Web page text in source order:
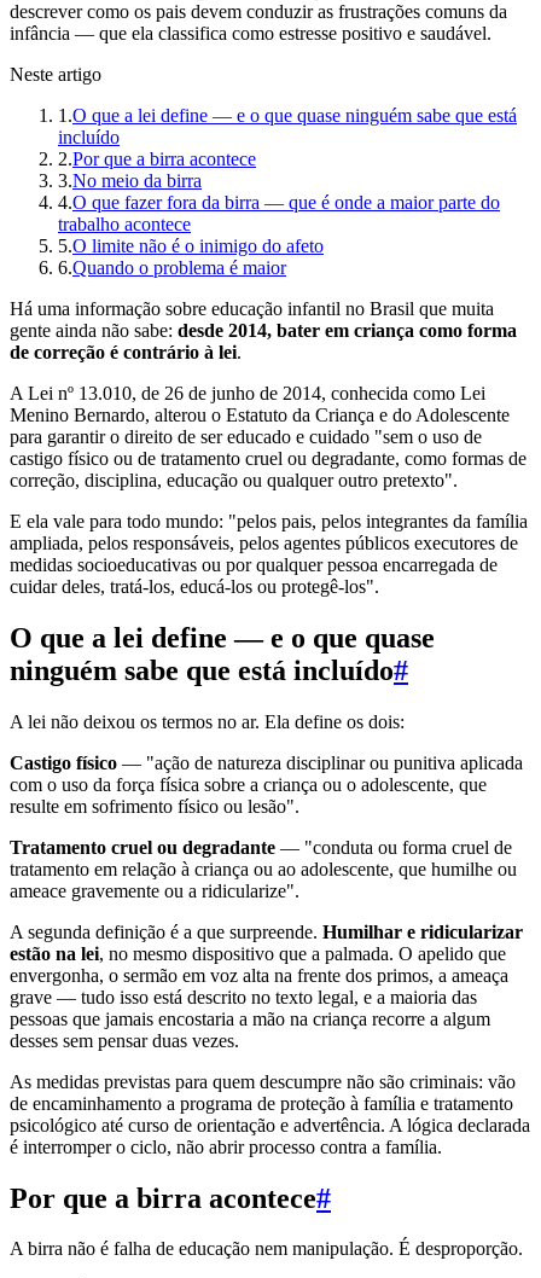
descrever como os pais devem conduzir as frustrações comuns da
infância — que ela classifica como estresse positivo e saudável.
Neste artigo
1 .O que a lei define — e o que quase ninguém sabe que está
incluído
2.Por que a birra acontece
3.No meio da birra
4.O que fazer fora da birra — que é onde a maior parte do
trabalho acontece
5.O limite não é o inimigo do afeto
6.Quando o problema é maior
Há uma informação sobre educação infantil no Brasil que muita
gente ainda não sabe: desde 2014, bater em criança como forma
de correção é contrário à lei.
A Lei nº 13.010, de 26 de junho de 2014, conhecida como Lei
Menino Bernardo, alterou o Estatuto da Criança e do Adolescente
para garantir o direito de ser educado e cuidado "sem o uso de
castigo físico ou de tratamento cruel ou degradante, como formas de
correção, disciplina, educação ou qualquer outro pretexto".
E ela vale para todo mundo: "pelos pais, pelos integrantes da família
ampliada, pelos responsáveis, pelos agentes públicos executores de
medidas socioeducativas ou por qualquer pessoa encarregada de
cuidar deles, tratá-los, educá-los ou protegê-los".
O que a lei define — e o que quase
ninguém sabe que está incluído#
A lei não deixou os termos no ar. Ela define os dois:
Castigo físico — "ação de natureza disciplinar ou punitiva aplicada
com o uso da força física sobre a criança ou o adolescente, que
resulte em sofrimento físico ou lesão".
Tratamento cruel ou degradante — "conduta ou forma cruel de
tratamento em relação à criança ou ao adolescente, que humilhe ou
ameace gravemente ou a ridicularize".
A segunda definição é a que surpreende. Humilhar e ridicularizar
estão na lei, no mesmo dispositivo que a palmada. O apelido que
envergonha, o sermão em voz alta na frente dos primos, a ameaça
grave — tudo isso está descrito no texto legal, e a maioria das
pessoas que jamais encostaria a mão na criança recorre a algum
desses sem pensar duas vezes.
As medidas previstas para quem descumpre não são criminais: vão
de encaminhamento a programa de proteção à família e tratamento
psicológico até curso de orientação e advertência. A lógica declarada
é interromper o ciclo, não abrir processo contra a família.
Por que a birra acontece#
A birra não é falha de educação nem manipulação. É desproporção.